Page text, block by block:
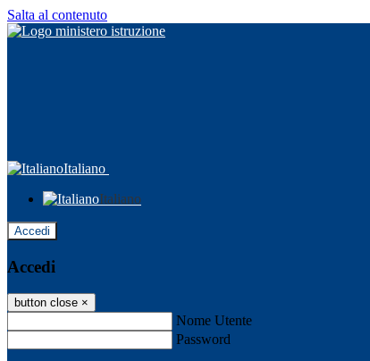
Salta al contenuto
Italiano
Italiano
Accedi
Accedi
button close ×
Nome Utente
Password